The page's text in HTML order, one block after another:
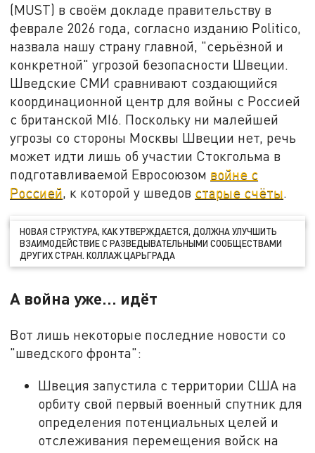
(MUST) в своём докладе правительству в
феврале 2026 года, согласно изданию Politico,
назвала нашу страну главной, "серьёзной и
конкретной" угрозой безопасности Швеции.
Шведские СМИ сравнивают создающийся
координационной центр для войны с Россией
с британской MI6. Поскольку ни малейшей
угрозы со стороны Москвы Швеции нет, речь
может идти лишь об участии Стокгольма в
подготавливаемой Евросоюзом войне с
Россией, к которой у шведов старые счёты.
НОВАЯ СТРУКТУРА, КАК УТВЕРЖДАЕТСЯ, ДОЛЖНА УЛУЧШИТЬ
ВЗАИМОДЕЙСТВИЕ С РАЗВЕДЫВАТЕЛЬНЫМИ СООБЩЕСТВАМИ
ДРУГИХ СТРАН. КОЛЛАЖ ЦАРЬГРАДА
А война уже… идёт
Вот лишь некоторые последние новости со
"шведского фронта":
Швеция запустила с территории США на
орбиту свой первый военный спутник для
определения потенциальных целей и
отслеживания перемещения войск на